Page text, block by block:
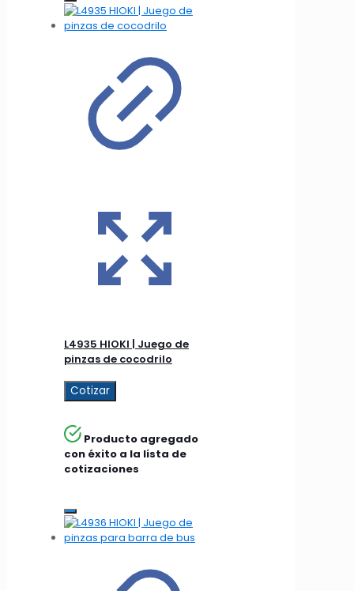
L4935 HIOKI | Juego de
pinzas de cocodrilo
Cotizar
Producto agregado
con éxito a la lista de
cotizaciones